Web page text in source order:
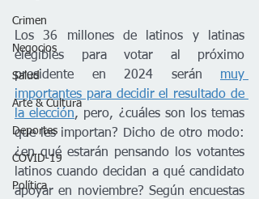
Crimen
Negocios
Salud
Arte & Cultura
Deportes
COVID-19
Política
Los 36 millones de latinos y latinas
elegibles para votar al próximo
presidente en 2024 serán muy
importantes para decidir el resultado de
la elección, pero, ¿cuáles son los temas
que les importan? Dicho de otro modo:
¿en qué estarán pensando los votantes
latinos cuando decidan a qué candidato
apoyar en noviembre? Según encuestas